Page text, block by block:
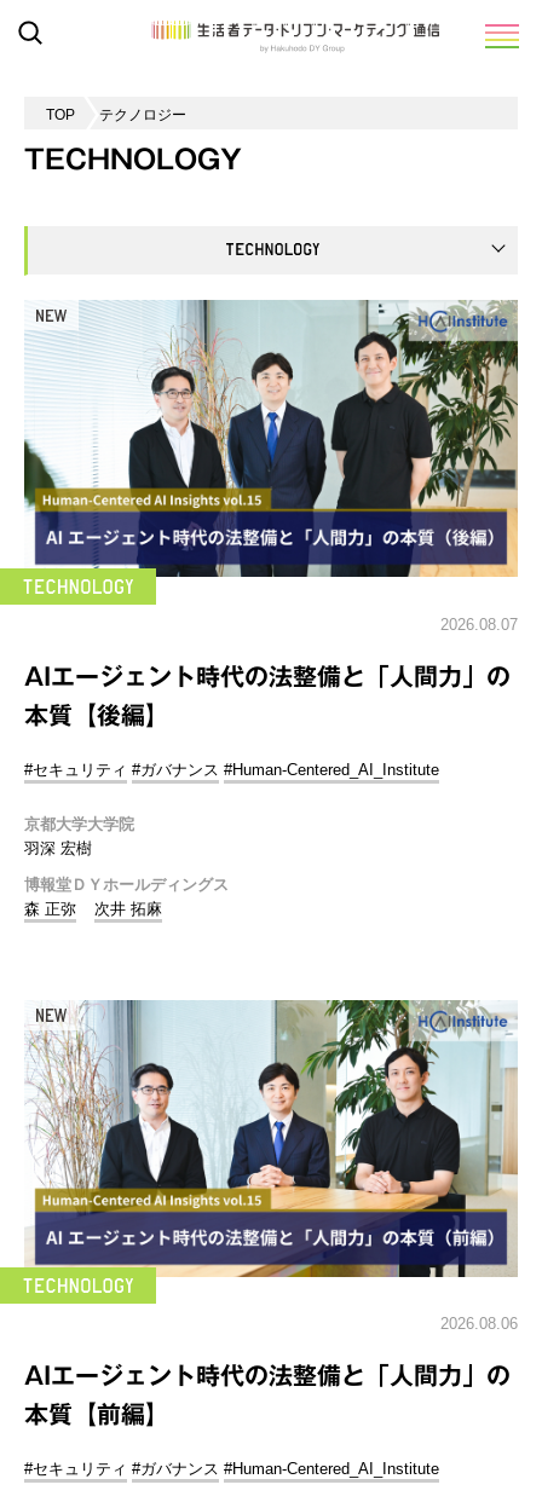
TOP テクノロジー
TECHNOLOGY
2026.08.07
AIエージェント時代の法整備と「人間力」の
本質【後編】
#セキュリティ #ガバナンス #Human-Centered_AI_Institute
京都大学大学院
羽深 宏樹
博報堂ＤＹホールディングス
森 正弥
次井 拓麻
2026.08.06
AIエージェント時代の法整備と「人間力」の
本質【前編】
#セキュリティ #ガバナンス #Human-Centered_AI_Institute